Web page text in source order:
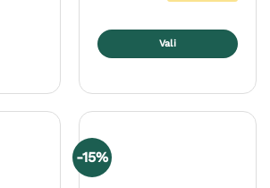
Vali
varianti.
Valikuid
saab
-15%